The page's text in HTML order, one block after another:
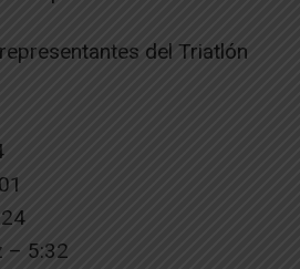
del Triatlón
– 5:32